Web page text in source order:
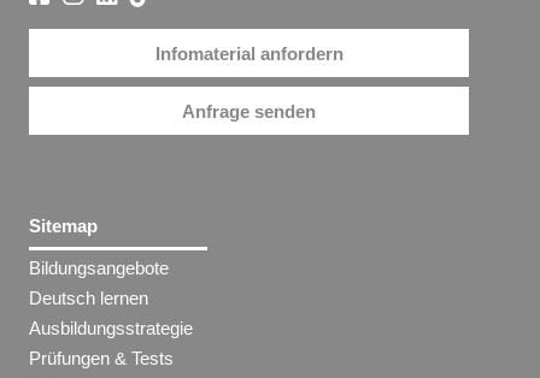
Infomaterial anfordern
Anfrage senden
Sitemap
Bildungsangebote
Deutsch lernen
Ausbildungsstrategie
Prüfungen & Tests